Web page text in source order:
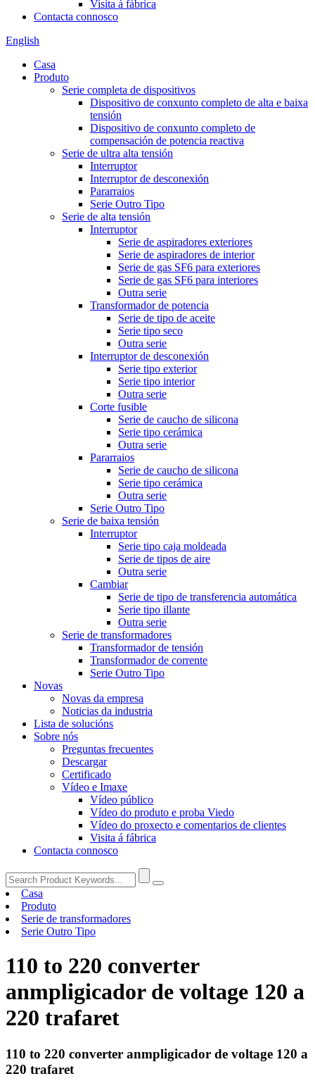
Visita á fábrica
Contacta connosco
English
Casa
Produto
Serie completa de dispositivos
Dispositivo de conxunto completo de alta e baixa
tensión
Dispositivo de conxunto completo de
compensación de potencia reactiva
Serie de ultra alta tensión
Interruptor
Interruptor de desconexión
Pararraios
Serie Outro Tipo
Serie de alta tensión
Interruptor
Serie de aspiradores exteriores
Serie de aspiradores de interior
Serie de gas SF6 para exteriores
Serie de gas SF6 para interiores
Outra serie
Transformador de potencia
Serie de tipo de aceite
Serie tipo seco
Outra serie
Interruptor de desconexión
Serie tipo exterior
Serie tipo interior
Outra serie
Corte fusible
Serie de caucho de silicona
Serie tipo cerámica
Outra serie
Pararraios
Serie de caucho de silicona
Serie tipo cerámica
Outra serie
Serie Outro Tipo
Serie de baixa tensión
Interruptor
Serie tipo caja moldeada
Serie de tipos de aire
Outra serie
Cambiar
Serie de tipo de transferencia automática
Serie tipo illante
Outra serie
Serie de transformadores
Transformador de tensión
Transformador de corrente
Serie Outro Tipo
Novas
Novas da empresa
Noticias da industria
Lista de solucións
Sobre nós
Preguntas frecuentes
Descargar
Certificado
Vídeo e Imaxe
Vídeo público
Vídeo do produto e proba Viedo
Vídeo do proxecto e comentarios de clientes
Visita á fábrica
Contacta connosco
Casa
Produto
Serie de transformadores
Serie Outro Tipo
110 to 220 converter
anmpligicador de voltage 120 a
220 trafaret
110 to 220 converter anmpligicador de voltage 120 a
220 trafaret